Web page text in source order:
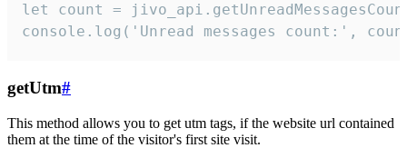
let count =
console.log('Unread messages count:',
getUtm#
This method allows you to get utm tags, if the website url contained
them at the time of the visitor's first site visit.